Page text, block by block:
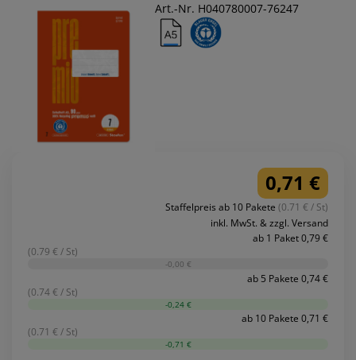
Art.-Nr. H040780007-76247
0,71 €
Staffelpreis ab 10 Pakete (0.71 € / St)
inkl. MwSt. & zzgl. Versand
ab 1 Paket 0,79 €
(0.79 € / St)
-0,00 €
ab 5 Pakete 0,74 €
(0.74 € / St)
-0,24 €
ab 10 Pakete 0,71 €
(0.71 € / St)
-0,71 €